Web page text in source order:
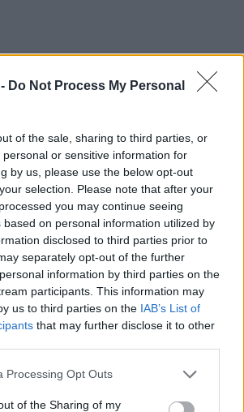
Do Not Process My Personal
of the sale, sharing to third parties, or
or sensitive information for
by us, please use the below opt-out
selection. Please note that after your
you may continue seeing
based on personal information utilized by
disclosed to third parties prior to
separately opt-out of the further
information by third parties on the
participants. This information may
us to third parties on the IAB’s List of
that may further disclose it to other
website/app uses one or more Google
or usage behaviour. You may click to
Processing Opt Outs
of the Sharing of my
στην Πρασινάδα Δράμας – Η
Μεταμορφώσεως του Σωτήρος